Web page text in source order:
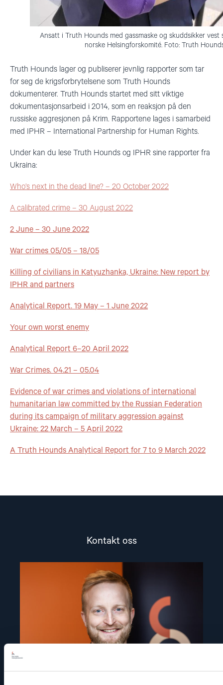
Ansatt i Truth Hounds med gassmaske og skuddsikker vest
norske Helsingforskomité. Foto: Truth
Truth Hounds lager og publiserer jevnlig rapporter som tar
for seg de krigsforbrytelsene som Truth Hounds
dokumenterer. Truth Hounds startet med sitt viktige
dokumentasjonsarbeid i 2014, som en reaksjon på den
russiske aggresjonen på Krim. Rapportene lages i samarbeid
med IPHR – International Partnership for Human Rights.
Under kan du lese Truth Hounds og IPHR sine rapporter fra
Ukraina:
Who’s next in the dead line? – 20 October 2022
A calibrated crime – 30 August 2022
2 June – 30 June 2022
War crimes 05/05 – 18/05
Killing of civilians in Katyuzhanka, Ukraine: New report by
IPHR and partners
Analytical Report. 19 May – 1 June 2022
Your own worst enemy
Analytical Report 6–20 April 2022
War Crimes. 04.21 – 05.04
Evidence of war crimes and violations of international
humanitarian law committed by the Russian Federation
during its campaign of military aggression against
Ukraine: 22 March – 5 April 2022
A Truth Hounds Analytical Report for 7 to 9 March 2022
Kontakt oss
article
"Arve
Hansen"